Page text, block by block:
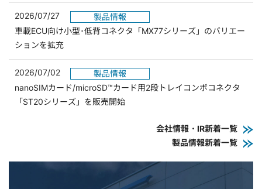
2026/07/27
製品情報
車載ECU向け小型･低背コネクタ「MX77シリーズ」のバリエー
ションを拡充
2026/07/02
製品情報
nanoSIMカード/microSD™カード用2段トレイコンボコネクタ
「ST20シリーズ」を販売開始
会社情報・IR新着一覧
製品情報新着一覧